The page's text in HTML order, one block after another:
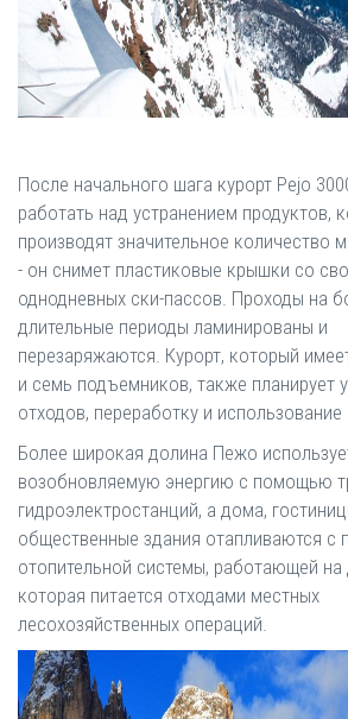
После начального шага курорт Pejo
работать над устранением продуктов,
производят значительное количество
- он снимет пластиковые крышки со
однодневных ски-пассов. Проходы на
длительные периоды ламинированы и
перезаряжаются. Курорт, который
и семь подъемников, также планирует
отходов, переработку и использование
Более широкая долина Пежо
возобновляемую энергию с помощью
гидроэлектростанций, а дома,
общественные здания отапливаются
отопительной системы, работающей на
которая питается отходами местных
лесохозяйственных операций.